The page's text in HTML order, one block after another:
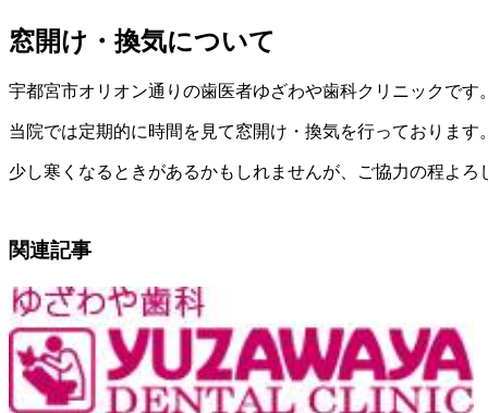
窓開け・換気について
宇都宮市オリオン通りの歯医者ゆざわや歯科クリニックです。
当院では定期的に時間を見て窓開け・換気を行っております。
少し寒くなるときがあるかもしれませんが、ご協力の程よろ
関連記事